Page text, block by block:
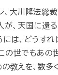
、大川隆法総裁
、天国に還る
は、どうすれ
の世でもあの
教えを、数多